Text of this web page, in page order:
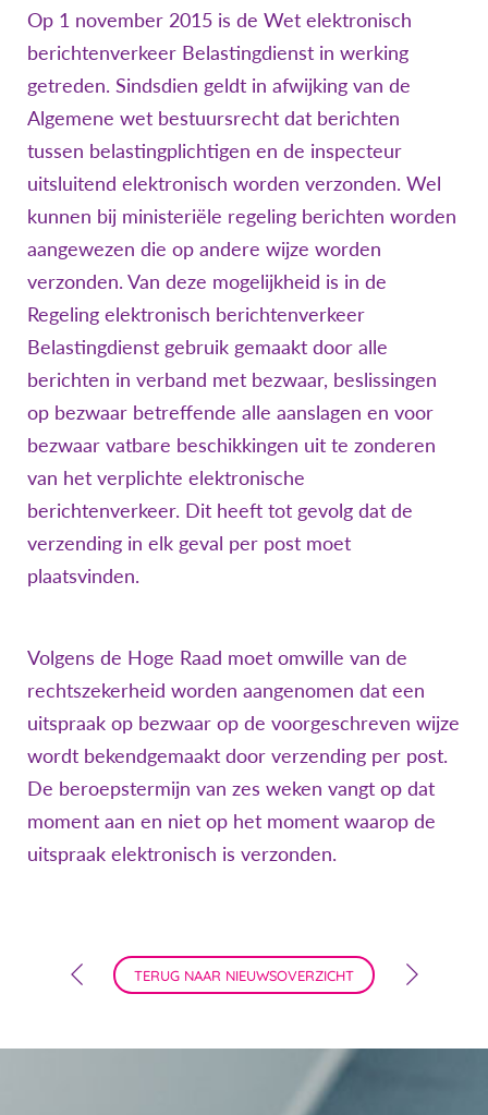
Op 1 november 2015 is de Wet elektronisch
berichtenverkeer Belastingdienst in werking
getreden. Sindsdien geldt in afwijking van de
Algemene wet bestuursrecht dat berichten
tussen belastingplichtigen en de inspecteur
uitsluitend elektronisch worden verzonden. Wel
kunnen bij ministeriële regeling berichten worden
aangewezen die op andere wijze worden
verzonden. Van deze mogelijkheid is in de
Regeling elektronisch berichtenverkeer
Belastingdienst gebruik gemaakt door alle
berichten in verband met bezwaar, beslissingen
op bezwaar betreffende alle aanslagen en voor
bezwaar vatbare beschikkingen uit te zonderen
van het verplichte elektronische
berichtenverkeer. Dit heeft tot gevolg dat de
verzending in elk geval per post moet
plaatsvinden.
Volgens de Hoge Raad moet omwille van de
rechtszekerheid worden aangenomen dat een
uitspraak op bezwaar op de voorgeschreven wijze
wordt bekendgemaakt door verzending per post.
De beroepstermijn van zes weken vangt op dat
moment aan en niet op het moment waarop de
uitspraak elektronisch is verzonden.
TERUG NAAR NIEUWSOVERZICHT